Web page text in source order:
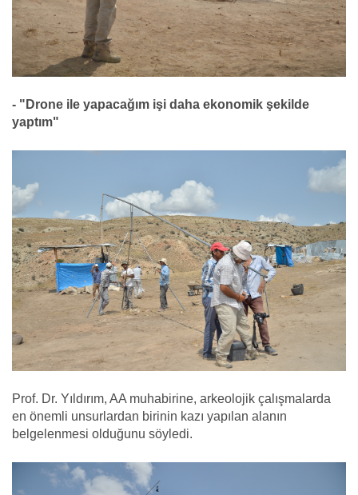
- "Drone ile yapacağım işi daha ekonomik şekilde
yaptım"
Prof. Dr. Yıldırım, AA muhabirine, arkeolojik çalışmalarda
en önemli unsurlardan birinin kazı yapılan alanın
belgelenmesi olduğunu söyledi.